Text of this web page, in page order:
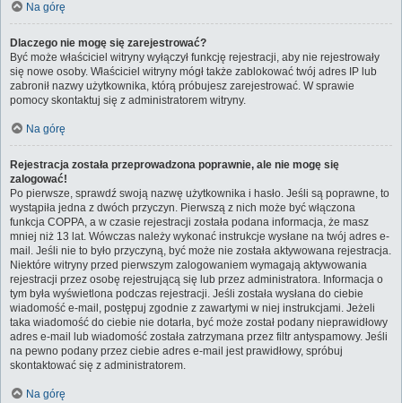
Na górę
Dlaczego nie mogę się zarejestrować?
Być może właściciel witryny wyłączył funkcję rejestracji, aby nie rejestrowały
się nowe osoby. Właściciel witryny mógł także zablokować twój adres IP lub
zabronił nazwy użytkownika, którą próbujesz zarejestrować. W sprawie
pomocy skontaktuj się z administratorem witryny.
Na górę
Rejestracja została przeprowadzona poprawnie, ale nie mogę się
zalogować!
Po pierwsze, sprawdź swoją nazwę użytkownika i hasło. Jeśli są poprawne, to
wystąpiła jedna z dwóch przyczyn. Pierwszą z nich może być włączona
funkcja COPPA, a w czasie rejestracji została podana informacja, że masz
mniej niż 13 lat. Wówczas należy wykonać instrukcje wysłane na twój adres e-
mail. Jeśli nie to było przyczyną, być może nie została aktywowana rejestracja.
Niektóre witryny przed pierwszym zalogowaniem wymagają aktywowania
rejestracji przez osobę rejestrującą się lub przez administratora. Informacja o
tym była wyświetlona podczas rejestracji. Jeśli została wysłana do ciebie
wiadomość e-mail, postępuj zgodnie z zawartymi w niej instrukcjami. Jeżeli
taka wiadomość do ciebie nie dotarła, być może został podany nieprawidłowy
adres e-mail lub wiadomość została zatrzymana przez filtr antyspamowy. Jeśli
na pewno podany przez ciebie adres e-mail jest prawidłowy, spróbuj
skontaktować się z administratorem.
Na górę